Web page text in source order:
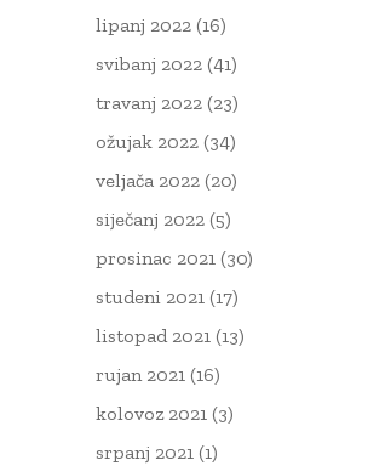
lipanj 2022 (16)
svibanj 2022 (41)
travanj 2022 (23)
ožujak 2022 (34)
veljača 2022 (20)
siječanj 2022 (5)
prosinac 2021 (30)
studeni 2021 (17)
listopad 2021 (13)
rujan 2021 (16)
kolovoz 2021 (3)
srpanj 2021 (1)